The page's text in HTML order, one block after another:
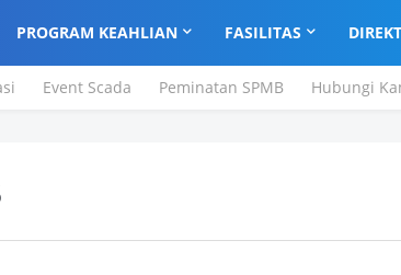
PROGRAM KEAHLIAN FASILITAS
Event Scada Peminatan SPMB Hubungi